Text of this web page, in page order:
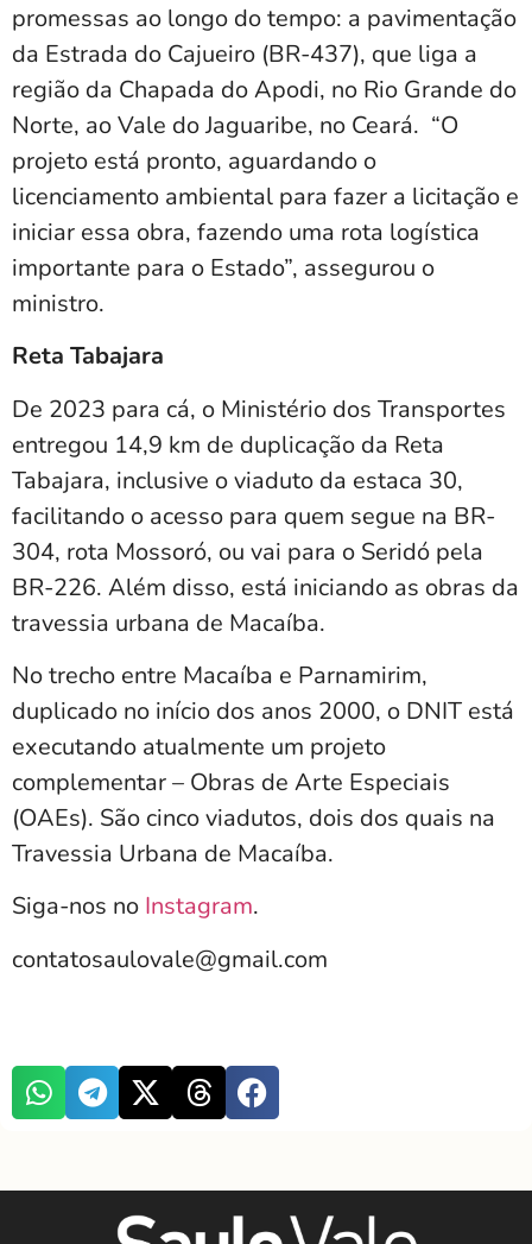
promessas ao longo do tempo: a pavimentação
da Estrada do Cajueiro (BR-437), que liga a
região da Chapada do Apodi, no Rio Grande do
Norte, ao Vale do Jaguaribe, no Ceará. “O
projeto está pronto, aguardando o
licenciamento ambiental para fazer a licitação e
iniciar essa obra, fazendo uma rota logística
importante para o Estado”, assegurou o
ministro.
Reta Tabajara
De 2023 para cá, o Ministério dos Transportes
entregou 14,9 km de duplicação da Reta
Tabajara, inclusive o viaduto da estaca 30,
facilitando o acesso para quem segue na BR-
304, rota Mossoró, ou vai para o Seridó pela
BR-226. Além disso, está iniciando as obras da
travessia urbana de Macaíba.
No trecho entre Macaíba e Parnamirim,
duplicado no início dos anos 2000, o DNIT está
executando atualmente um projeto
complementar – Obras de Arte Especiais
(OAEs). São cinco viadutos, dois dos quais na
Travessia Urbana de Macaíba.
Siga-nos no Instagram.
contatosaulovale@gmail.com